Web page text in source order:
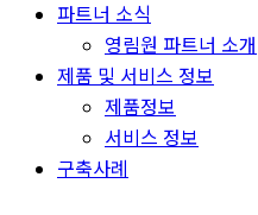
파트너 소식
영림원 파트너 소개
제품 및 서비스 정보
제품정보
서비스 정보
구축사례